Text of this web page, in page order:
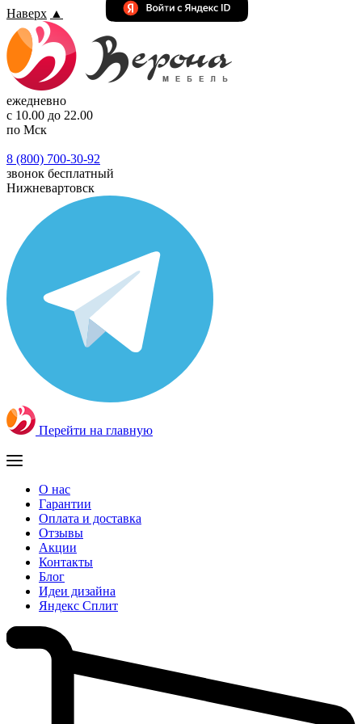
Наверх ▲
ежедневно
с 10.00 до 22.00
по Мск
8 (800) 700-30-92
звонок бесплатный
Нижневартовск
Перейти на главную
О нас
Гарантии
Оплата и доставка
Отзывы
Акции
Контакты
Блог
Идеи дизайна
Яндекс Сплит